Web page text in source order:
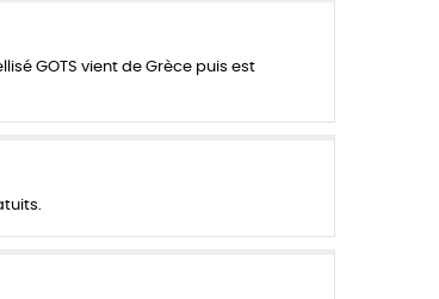
GOTS vient de Grèce puis est